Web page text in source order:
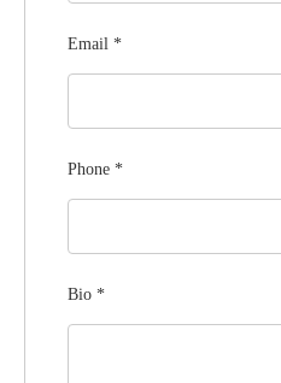
Email *
Phone *
Bio *